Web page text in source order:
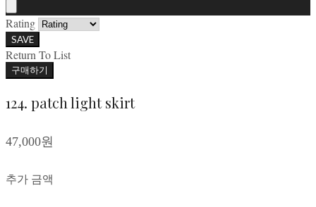
Rating
SAVE
Return To List
구매하기
124. patch light skirt
47,000원
추가 금액